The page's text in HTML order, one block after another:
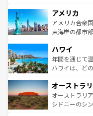
ンツ一覧を参
の建物がその
博物館もあり
ことができる
ば市内交通費無
着のスイス情
アメリカ
アメリカ合衆
東海岸の都市
のような巨大
ンメントが詰
西部には大自
部のニューオ
文化が魅力。
しみながら、
ハワイ
年間を通じて
ハワイは、ど
ワイ島は見逃
島だが、静か
おすすめ。エ
オーストラ
オーストラリ
シドニーのシ